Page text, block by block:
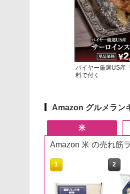
バイヤー厳選US産
料で付く
Amazon グルメラン
米
Amazon 米 の売れ筋
1 2